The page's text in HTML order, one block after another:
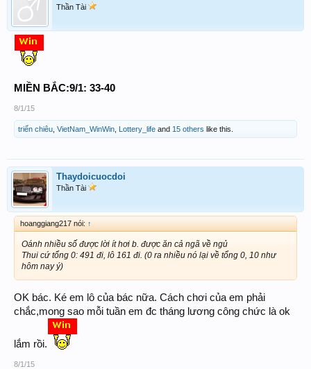
Thần Tài
MIỀN BẮC:9/1: 33-40
8/1/15
triển chiêu VietNam_WinWin Lottery_life and 15 others like this.
Thaydoicuocdoi
Thần Tài
hoanggiang217 nói: ↑
Oánh nhiều số được lời ít hơi b. được ăn cả ngã về ngủ
Thui cứ tổng 0: 491 đi, lô 161 đi. (0 ra nhiều nó lại về tổng 0, 10 như
hôm nay ý)
OK bác. Ké em lô của bác nữa. Cách chơi của em phải
chắc,mong sao mỗi tuần em đc tháng lương công chức là ok
lắm rồi.
8/1/15